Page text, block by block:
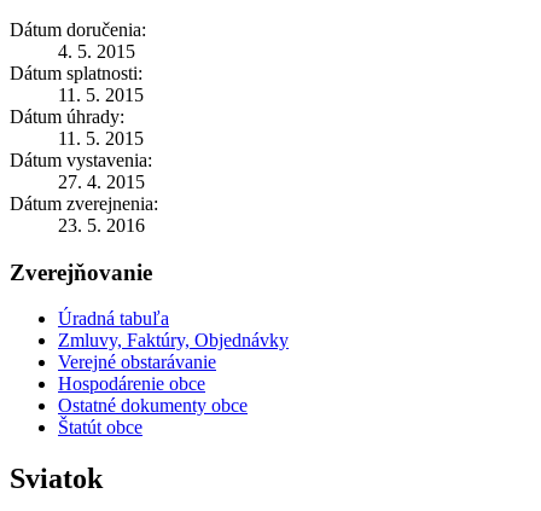
Dátum doručenia:
4. 5. 2015
Dátum splatnosti:
11. 5. 2015
Dátum úhrady:
11. 5. 2015
Dátum vystavenia:
27. 4. 2015
Dátum zverejnenia:
23. 5. 2016
Zverejňovanie
Úradná tabuľa
Zmluvy, Faktúry, Objednávky
Verejné obstarávanie
Hospodárenie obce
Ostatné dokumenty obce
Štatút obce
Sviatok